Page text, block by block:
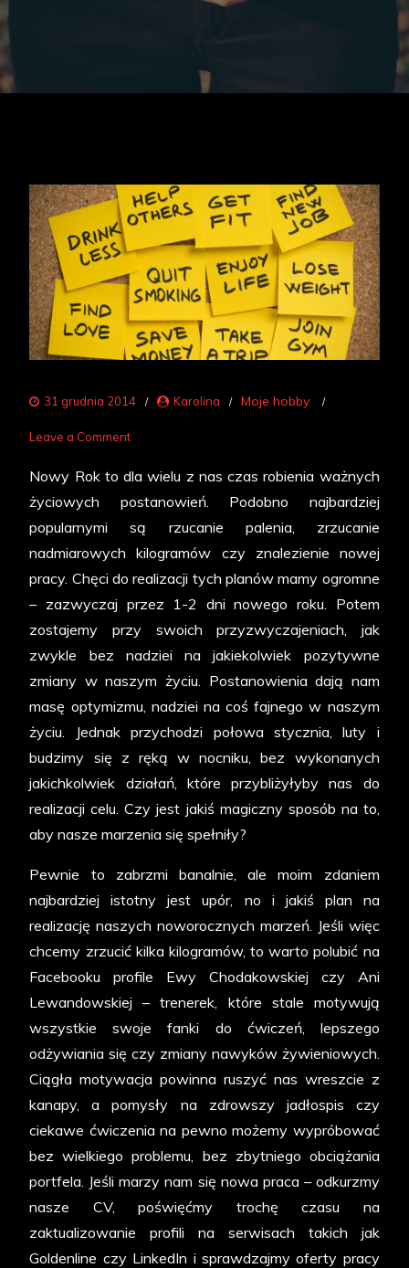
31 grudnia 2014 Karolina Moje hobby
Leave a Commenton
postanowienia
Nowy Rok to dla wielu z nas czas robienia ważnych
życiowych postanowień. Podobno najbardziej
popularnymi są rzucanie palenia, zrzucanie
nadmiarowych kilogramów czy znalezienie nowej
pracy. Chęci do realizacji tych planów mamy ogromne
– zazwyczaj przez 1-2 dni nowego roku. Potem
zostajemy przy swoich przyzwyczajeniach, jak
zwykle bez nadziei na jakiekolwiek pozytywne
zmiany w naszym życiu. Postanowienia dają nam
masę optymizmu, nadziei na coś fajnego w naszym
życiu. Jednak przychodzi połowa stycznia, luty i
budzimy się z ręką w nocniku, bez wykonanych
jakichkolwiek działań, które przybliżyłyby nas do
realizacji celu. Czy jest jakiś magiczny sposób na to,
aby nasze marzenia się spełniły?
Pewnie to zabrzmi banalnie, ale moim zdaniem
najbardziej istotny jest upór, no i jakiś plan na
realizację naszych noworocznych marzeń. Jeśli więc
chcemy zrzucić kilka kilogramów, to warto polubić na
Facebooku profile Ewy Chodakowskiej czy Ani
Lewandowskiej – trenerek, które stale motywują
wszystkie swoje fanki do ćwiczeń, lepszego
odżywiania się czy zmiany nawyków żywieniowych.
Ciągła motywacja powinna ruszyć nas wreszcie z
kanapy, a pomysły na zdrowszy jadłospis czy
ciekawe ćwiczenia na pewno możemy wypróbować
bez wielkiego problemu, bez zbytniego obciążania
portfela. Jeśli marzy nam się nowa praca – odkurzmy
nasze CV, poświęćmy trochę czasu na
zaktualizowanie profili na serwisach takich jak
Goldenline czy LinkedIn i sprawdzajmy oferty pracy